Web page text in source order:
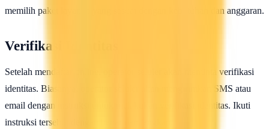
memilih paket layanan yang sesuai dengan kebutuhan dan anggaran.
Verifikasi Identitas
Setelah mendaftar online, operator seluler akan meminta verifikasi
identitas. Biasanya, operator seluler akan mengirimkan SMS atau
email dengan instruksi untuk melakukan verifikasi identitas. Ikuti
instruksi tersebut dengan benar dan lengkap.